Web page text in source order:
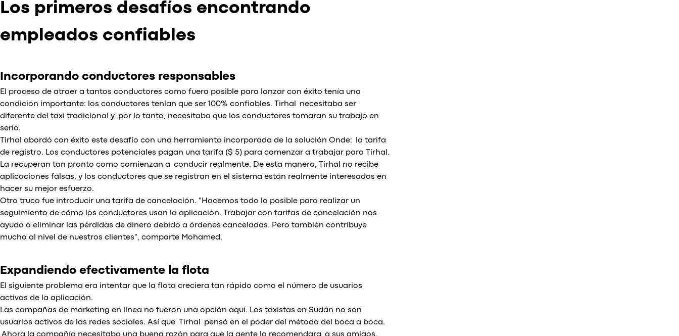
Los primeros desafíos encontrando
empleados confiables
Incorporando conductores responsables
El proceso de atraer a tantos conductores como fuera posible para lanzar con éxito tenía una
condición importante: los conductores tenían que ser 100% confiables. Tirhal necesitaba ser
diferente del taxi tradicional y, por lo tanto, necesitaba que los conductores tomaran su trabajo en
serio.
Tirhal abordó con éxito este desafío con una herramienta incorporada de la solución Onde: la tarifa
de registro. Los conductores potenciales pagan una tarifa ($ 5) para comenzar a trabajar para Tirhal.
La recuperan tan pronto como comienzan a conducir realmente. De esta manera, Tirhal no recibe
aplicaciones falsas, y los conductores que se registran en el sistema están realmente interesados en
hacer su mejor esfuerzo.
Otro truco fue introducir una tarifa de cancelación. "Hacemos todo lo posible para realizar un
seguimiento de cómo los conductores usan la aplicación. Trabajar con tarifas de cancelación nos
ayuda a eliminar las pérdidas de dinero debido a órdenes canceladas. Pero también contribuye
mucho al nivel de nuestros clientes", comparte Mohamed.
Expandiendo efectivamente la flota
El siguiente problema era intentar que la flota creciera tan rápido como el número de usuarios
activos de la aplicación.
Las campañas de marketing en línea no fueron una opción aquí. Los taxistas en Sudán no son
usuarios activos de las redes sociales. Así que Tirhal pensó en el poder del método del boca a boca.
Ahora la compañía necesitaba una buena razón para que la gente la recomendara a sus amigos.